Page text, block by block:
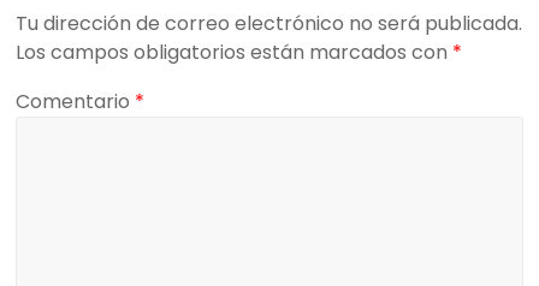
Tu dirección de correo electrónico no será publicada.
Los campos obligatorios están marcados con *
Comentario *